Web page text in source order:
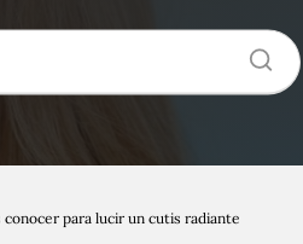
conocer para lucir un cutis radiante